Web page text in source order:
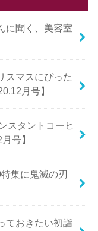
に聞く、美容室
スマスにぴった
月号】
スタントコーヒ
号】
集に鬼滅の刃
ておきたい初詣